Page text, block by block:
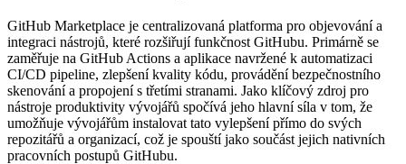
GitHub Marketplace je centralizovaná platforma pro objevování a
integraci nástrojů, které rozšiřují funkčnost GitHubu. Primárně se
zaměřuje na GitHub Actions a aplikace navržené k automatizaci
CI/CD pipeline, zlepšení kvality kódu, provádění bezpečnostního
skenování a propojení s třetími stranami. Jako klíčový zdroj pro
nástroje produktivity vývojářů spočívá jeho hlavní síla v tom, že
umožňuje vývojářům instalovat tato vylepšení přímo do svých
repozitářů a organizací, což je spouští jako součást jejich nativních
pracovních postupů GitHubu.